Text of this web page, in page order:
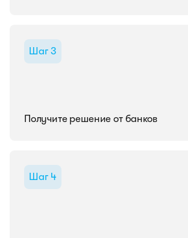
Шаг 3
Получите решение от банков
Шаг 4